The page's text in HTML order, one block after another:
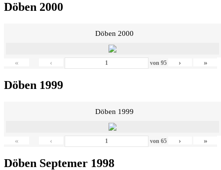
Döben 2000
Döben 2000
« ‹ von 95 › »
Döben 1999
Döben 1999
« ‹ von 65 › »
Döben Septemer 1998